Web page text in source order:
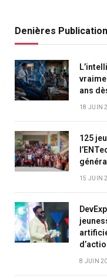
Denières
ans
18 JUIN
125
15 JUIN
8 JUIN